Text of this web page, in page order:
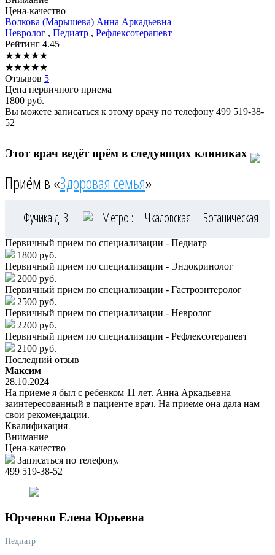
Цена-качество
Волкова (Марышева) Анна Аркадьевна
Невролог , Педиатр , Рефлексотерапевт
Рейтинг 4.45
★★★★★
★★★★★
Отзывов 5
Цена первичного приема
1800 руб.
Вы можете записаться к этому врачу по телефону 499 519-38-
52
Этот врач ведёт прём в следующих клиниках
Приём в «Здоровая семья»
Фучика д. 3 Метро : Чкаловская Ботаническая
Первичный прием по специализации - Педиатр
1800 руб.
Первичный прием по специализации - Эндокринолог
2000 руб.
Первичный прием по специализации - Гастроэнтеролог
2500 руб.
Первичный прием по специализации - Невролог
2200 руб.
Первичный прием по специализации - Рефлексотерапевт
2100 руб.
Последний отзыв
Максим
28.10.2024
На приеме я был с ребенком 11 лет. Анна Аркадьевна
заинтересованный в пациенте врач. На приеме она дала нам
свои рекомендации.
Квалификация
Внимание
Цена-качество
Записаться по телефону.
499 519-38-52
Юрченко Елена Юрьевна
Педиатр